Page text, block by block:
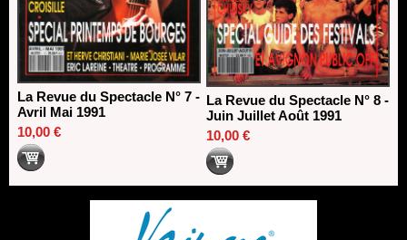
La Revue du Spectacle N° 7 -
Avril Mai 1991
10,00 €
La Revue du Spectacle N° 8 -
Juin Juillet Août 1991
10,00 €